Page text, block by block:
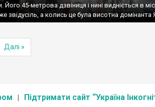
Його 45-метрова дзвіниця і нині видніється в
звідусіль, а колись це була висотна домінанта
Далі »
Підтримати сайт “Україна